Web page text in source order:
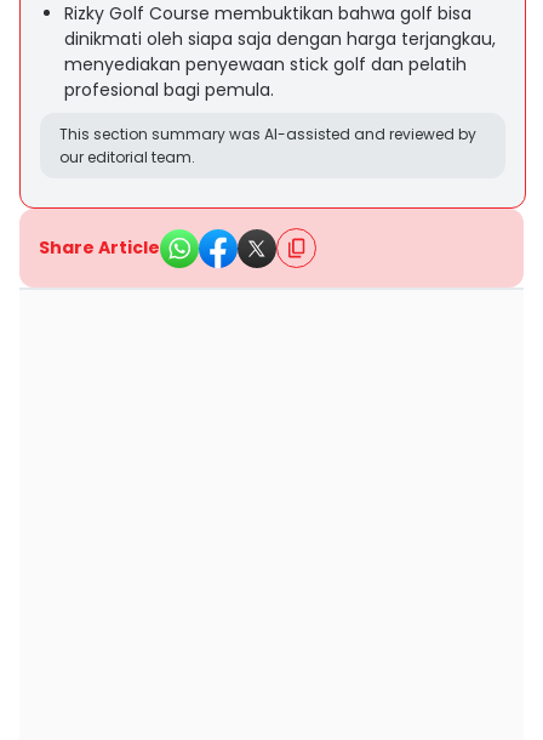
Rizky Golf Course membuktikan bahwa golf bisa
dinikmati oleh siapa saja dengan harga terjangkau,
menyediakan penyewaan stick golf dan pelatih
profesional bagi pemula.
This section summary was AI-assisted and reviewed by
our editorial team.
Share Article